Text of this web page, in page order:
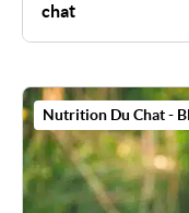
chat
Nutrition Du Chat -